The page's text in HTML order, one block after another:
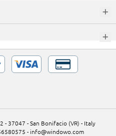
- 37047 - San Bonifacio (VR) - Italy
- info@windowo.com